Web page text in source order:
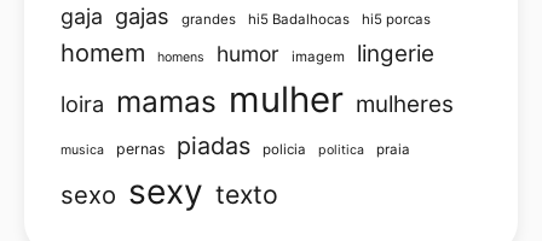
gaja gajas grandes hi5 Badalhocas hi5 porcas
homem homens humor imagem lingerie
loira mamas mulher mulheres
musica pernas piadas policia politica praia
sexo sexy texto